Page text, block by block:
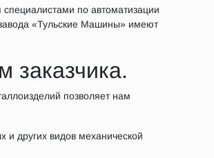
по автоматизации
завода «Тульские Машины» имеют
заказчика.
позволяет нам
других видов механической